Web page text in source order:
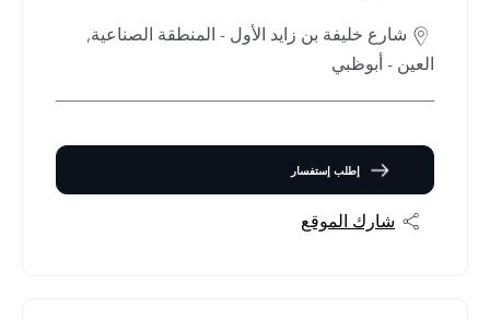
شارع خليفة بن زايد الأول - المنطقة الصناعية,
العين - أبوظبي
إطلب إستفسار
شارك الموقع